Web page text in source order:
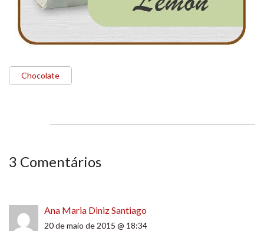
Chocolate
3 Comentários
Ana Maria Diniz Santiago
20 de maio de 2015 @ 18:34